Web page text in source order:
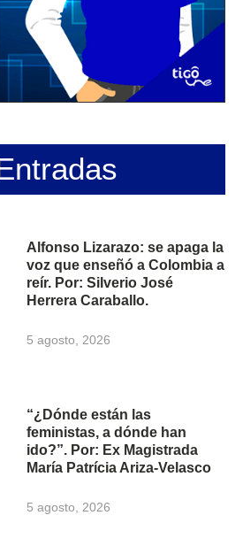
Alfonso Lizarazo: se apaga la
voz que enseñó a Colombia a
reír. Por: Silverio José
Herrera Caraballo.
5 agosto, 2026
“¿Dónde están las
feministas, a dónde han
ido?”. Por: Ex Magistrada
María Patrícia Ariza-Velasco
5 agosto, 2026